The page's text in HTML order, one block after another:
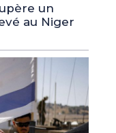
un
au Niger